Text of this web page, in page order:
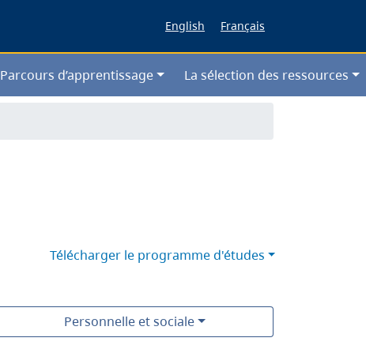
English Français
Parcours d’apprentissage La sélection des ressources
Télécharger le programme d'études
Personnelle et sociale